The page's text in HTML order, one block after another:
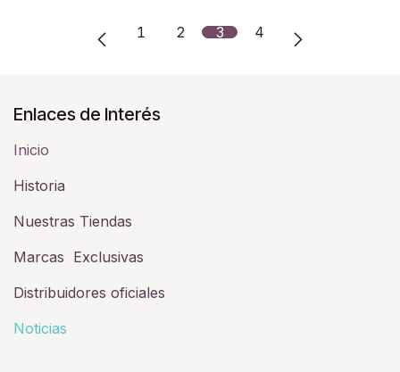
1 2 3 4
Enlaces de Interés
Inicio
Historia​
Nuestras Tiendas
Marcas Exclusivas
Distribuidores oficiales
Noticias